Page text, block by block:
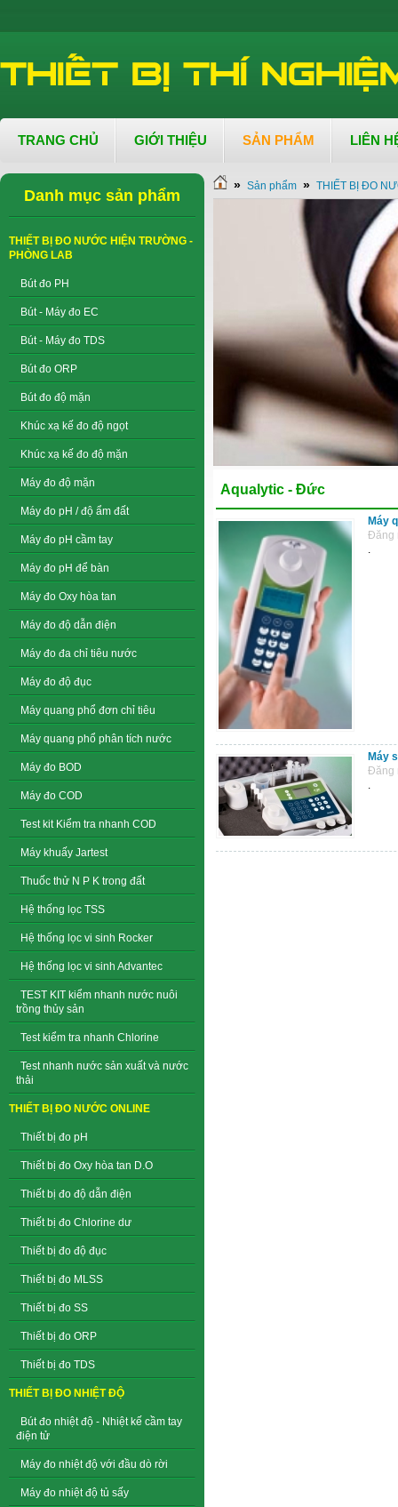
TRANG CHỦ GIỚI THIỆU SẢN PHẨM LIÊN
Danh mục sản phẩm
THIẾT BỊ ĐO NƯỚC HIỆN TRƯỜNG -
PHÒNG LAB
Bút đo PH
Bút - Máy đo EC
Bút - Máy đo TDS
Bút đo ORP
Bút đo độ mặn
Khúc xạ kế đo độ ngọt
Khúc xạ kế đo độ mặn
Máy đo độ mặn
Máy đo pH / độ ẩm đất
Máy đo pH cầm tay
Máy đo pH để bàn
Máy đo Oxy hòa tan
Máy đo độ dẫn điện
Máy đo đa chỉ tiêu nước
Máy đo độ đục
Máy quang phổ đơn chỉ tiêu
Máy quang phổ phân tích nước
Máy đo BOD
Máy đo COD
Test kit Kiểm tra nhanh COD
Máy khuấy Jartest
Thuốc thử N P K trong đất
Hệ thống lọc TSS
Hệ thống lọc vi sinh Rocker
Hệ thống lọc vi sinh Advantec
TEST KIT kiểm nhanh nước nuôi
trồng thủy sản
Test kiểm tra nhanh Chlorine
Test nhanh nước sản xuất và nước
thải
THIẾT BỊ ĐO NƯỚC ONLINE
Thiết bị đo pH
Thiết bị đo Oxy hòa tan D.O
Thiết bị đo độ dẫn điện
Thiết bị đo Chlorine dư
Thiết bị đo độ đục
Thiết bị đo MLSS
Thiết bị đo SS
Thiết bị đo ORP
Thiết bị đo TDS
THIẾT BỊ ĐO NHIỆT ĐỘ
Bút đo nhiệt độ - Nhiệt kế cầm tay
điện tử
Máy đo nhiệt độ với đầu dò rời
Máy đo nhiệt độ tủ sấy
» Sản phẩm » THIẾT BỊ ĐO
Aqualytic - Đức
Máy
Đăng
.
Máy
Đăng
.